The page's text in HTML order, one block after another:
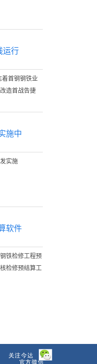
运行
首钢钢铁业
造首战告捷
施中
实施
软件
铁检修工程预
检修预结算工